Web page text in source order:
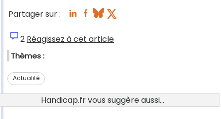
Partager sur :
2 Réagissez à cet article
Thèmes :
Actualité
Handicap.fr vous suggère aussi...